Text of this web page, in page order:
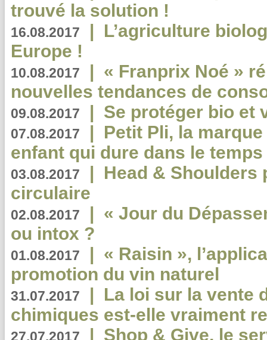
trouvé la solution !
16.08.2017 | L’agriculture
Europe !
10.08.2017 | « Franprix Noé »
nouvelles tendances de
09.08.2017 | Se protéger bio et
07.08.2017 | Petit Pli, la
enfant qui dure dans le temps
03.08.2017 | Head & Shoulders
circulaire
02.08.2017 | « Jour du
ou intox ?
01.08.2017 | « Raisin »,
promotion du vin naturel
31.07.2017 | La loi sur la vente
chimiques est-elle vraiment
27.07.2017 | Shop & Give, le